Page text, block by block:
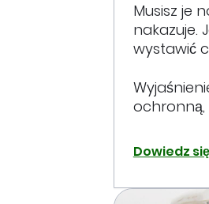
Musisz je
nakazuje.
wystawić
ochronną,
Dowiedz